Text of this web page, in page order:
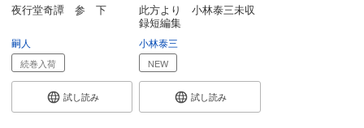
夜行堂奇譚 参 下
嗣人
続巻入荷
試し読み
此方より 小林泰三未収
録短編集
小林泰三
NEW
試し読み